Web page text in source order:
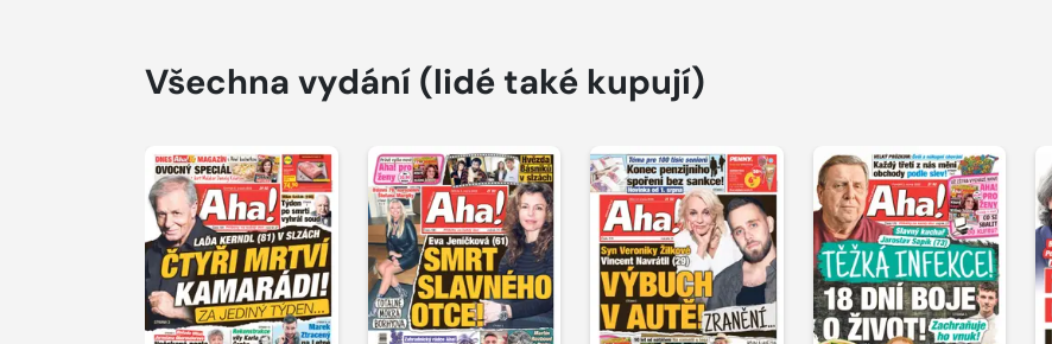
Všechna vydání (lidé také kupují)